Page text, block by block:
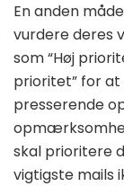
En anden
vurdere deres
som “Høj
prioritet” for
presserende
skal prioritere
vigtigste mails